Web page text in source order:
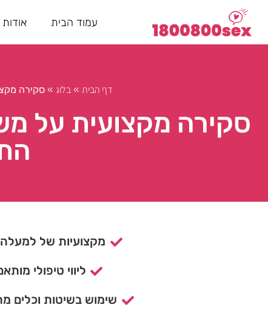
עמוד הבית אודות
דף הבית » בלוג » סקירה
סקירה מקצועית על
מקצועיות של למעלה מ- 15
ליווי טיפולי
שימוש בשיטות וכלים